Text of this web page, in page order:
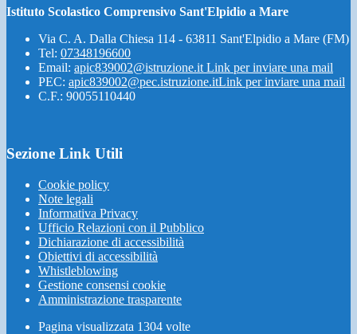
Istituto Scolastico Comprensivo Sant'Elpidio a Mare
Via C. A. Dalla Chiesa 114 - 63811 Sant'Elpidio a Mare (FM)
Tel: 07348196600
Email: apic839002@istruzione.it Link per inviare una mail
PEC: apic839002@pec.istruzione.itLink per inviare una mail
C.F.: 90055110440
Sezione Link Utili
Cookie policy
Note legali
Informativa Privacy
Ufficio Relazioni con il Pubblico
Dichiarazione di accessibilità
Obiettivi di accessibilità
Whistleblowing
Gestione consensi cookie
Amministrazione trasparente
Pagina visualizzata 1304 volte